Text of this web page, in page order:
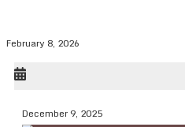
February 8, 2026
December 9, 2025